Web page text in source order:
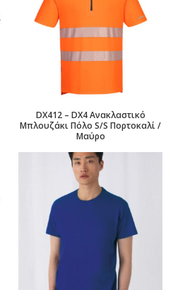
DX412 – DX4 Ανακλαστικό
Μπλουζάκι Πόλο S/S Πορτοκαλί /
Μαύρο